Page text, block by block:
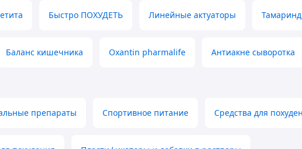
Быстро ПОХУДЕТЬ Линейные актуаторы Тамаринд
Баланс кишечника Oxantin pharmalife Антиакне сыворотка
препараты Спортивное питание Средства для